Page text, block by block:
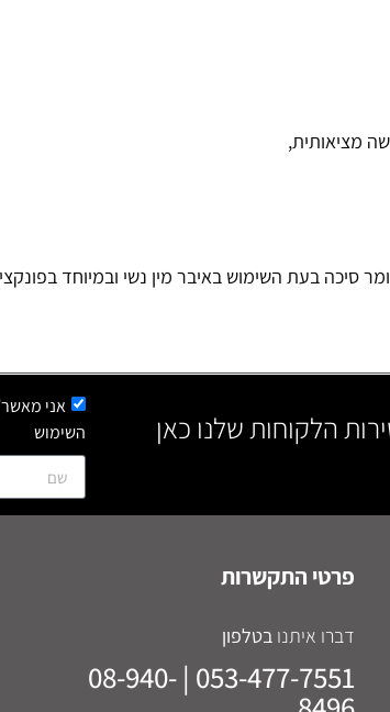
סיכה בעת השימוש באיבר מין נשי ובמיוחד
הלקוחות שלנו כאן
אני
השימוש
פרטי התקשרות
דברו איתנו בטלפון
053-477-7551 | 08-940-